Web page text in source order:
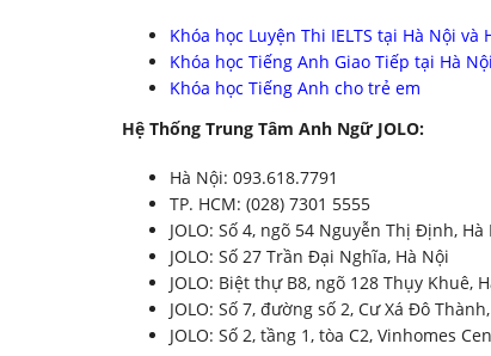
Khóa học Luyện Thi IELTS tại Hà Nội và
Khóa học Tiếng Anh Giao Tiếp tại Hà
Khóa học Tiếng Anh cho trẻ em
Hệ Thống Trung Tâm Anh Ngữ JOLO:
Hà Nội: 093.618.7791
TP. HCM: (028) 7301 5555
JOLO: Số 4, ngõ 54 Nguyễn Thị Định, Hà
JOLO: Số 27 Trần Đại Nghĩa, Hà Nội
JOLO: Biệt thự B8, ngõ 128 Thụy Khuê,
JOLO: Số 7, đường số 2, Cư Xá Đô
JOLO: Số 2, tầng 1, tòa C2, Vinhomes